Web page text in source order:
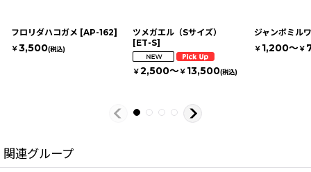
フロリダハコガメ [AP-162]
￥3,500(税込)
ツメガエル（Sサイズ）
[ET-S]
￥2,500～￥ 13,500(税込)
ジャンボミル
￥ 1,200～￥
関連グループ